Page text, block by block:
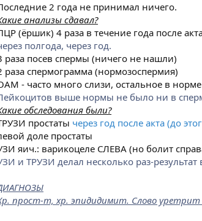
2 года не принимал ничего.
анализы сдавал?
(ёршик) 4 раза в течение года после
полгода, через год.
раза посев спермы (ничего не нашли)
раза спермограмма (нормозоспермия)
- часто много слизи, остальное в норме
выше нормы не было ни в
обследования были?
простаты через год после акта (до
доле простаты
яич.: варикоцеле СЛЕВА (но болит
и ТРУЗИ делал несколько раз-
прост-т, хр. эпидидимит. Слово уретрит